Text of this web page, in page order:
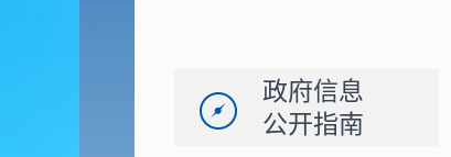
政府信息
公开指南